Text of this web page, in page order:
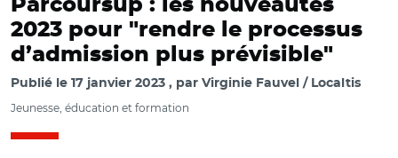
Parcoursup : les nouveautés
2023 pour "rendre le processus
d’admission plus prévisible"
Publié le 17 janvier 2023 par Virginie Fauvel / Localtis
Jeunesse, éducation et formation